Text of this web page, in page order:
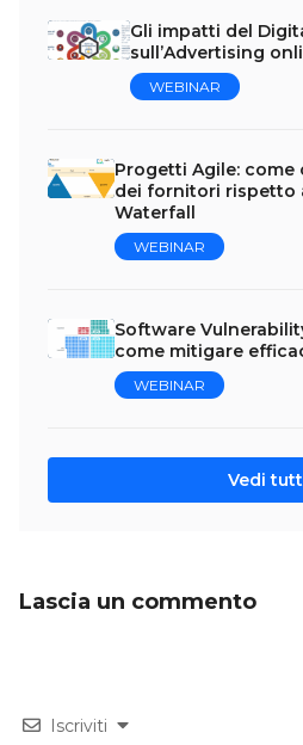
Gli impatti del
sull’Advertising
WEBINAR
Progetti Agile:
dei fornitori rispetto
Waterfall
WEBINAR
Software
come mitigare
WEBINAR
Vedi
Lascia un commento
Iscriviti